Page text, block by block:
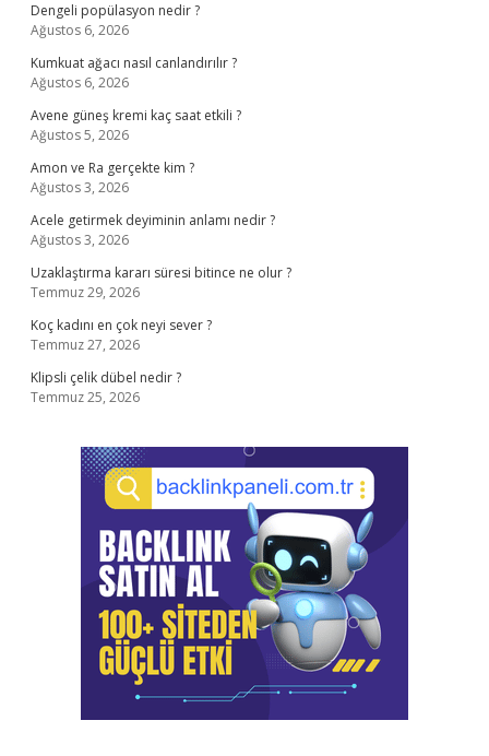
Dengeli popülasyon nedir ?
Ağustos 6, 2026
Kumkuat ağacı nasıl canlandırılır ?
Ağustos 6, 2026
Avene güneş kremi kaç saat etkili ?
Ağustos 5, 2026
Amon ve Ra gerçekte kim ?
Ağustos 3, 2026
Acele getirmek deyiminin anlamı nedir ?
Ağustos 3, 2026
Uzaklaştırma kararı süresi bitince ne olur ?
Temmuz 29, 2026
Koç kadını en çok neyi sever ?
Temmuz 27, 2026
Klipsli çelik dübel nedir ?
Temmuz 25, 2026